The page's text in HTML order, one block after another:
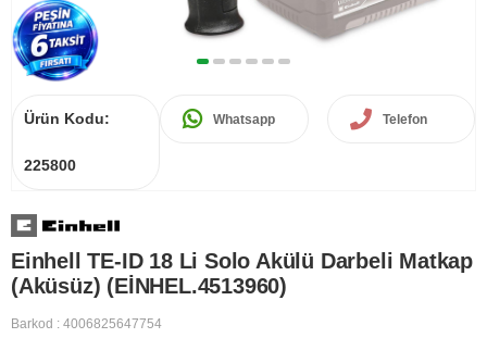
Ürün Kodu:
225800
Whatsapp Telefon
Einhell TE-ID 18 Li Solo Akülü Darbeli Matkap
(Aküsüz) (EİNHEL.4513960)
Barkod : 4006825647754